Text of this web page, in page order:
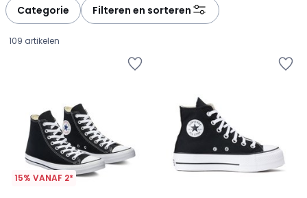
Categorie Filteren en sorteren
109 artikelen
15% VANAF 2*